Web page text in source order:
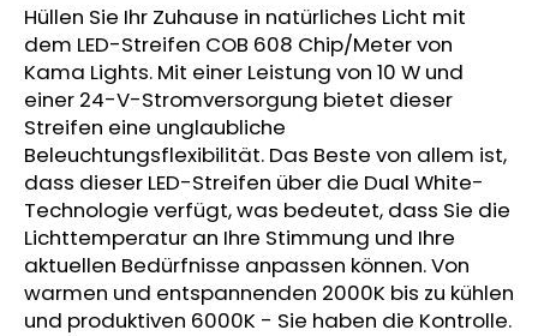
Hüllen Sie Ihr Zuhause in natürliches Licht mit
dem LED-Streifen COB 608 Chip/Meter von
Kama Lights. Mit einer Leistung von 10 W und
einer 24-V-Stromversorgung bietet dieser
Streifen eine unglaubliche
Beleuchtungsflexibilität. Das Beste von allem ist,
dass dieser LED-Streifen über die Dual White-
Technologie verfügt, was bedeutet, dass Sie die
Lichttemperatur an Ihre Stimmung und Ihre
aktuellen Bedürfnisse anpassen können. Von
warmen und entspannenden 2000K bis zu kühlen
und produktiven 6000K - Sie haben die Kontrolle.
i
r
e
m
p
f
e
h
l
e
n